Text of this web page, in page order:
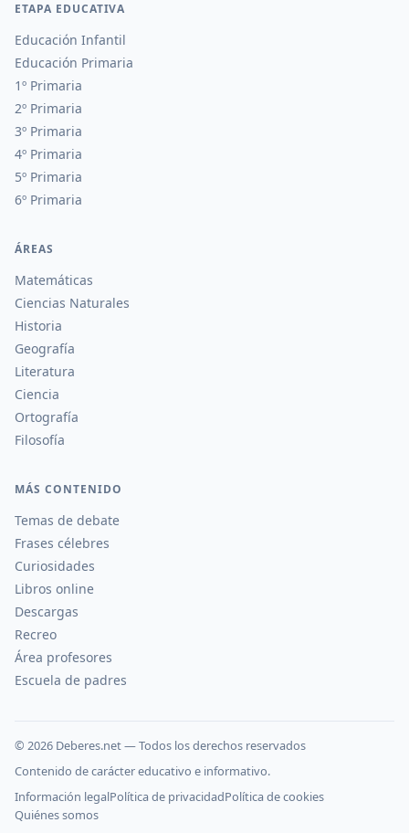
ETAPA EDUCATIVA
Educación Infantil
Educación Primaria
1º Primaria
2º Primaria
3º Primaria
4º Primaria
5º Primaria
6º Primaria
ÁREAS
Matemáticas
Ciencias Naturales
Historia
Geografía
Literatura
Ciencia
Ortografía
Filosofía
MÁS CONTENIDO
Temas de debate
Frases célebres
Curiosidades
Libros online
Descargas
Recreo
Área profesores
Escuela de padres
© 2026 Deberes.net — Todos los derechos reservados
Contenido de carácter educativo e informativo.
Información legalPolítica de privacidadPolítica de cookies
Quiénes somos